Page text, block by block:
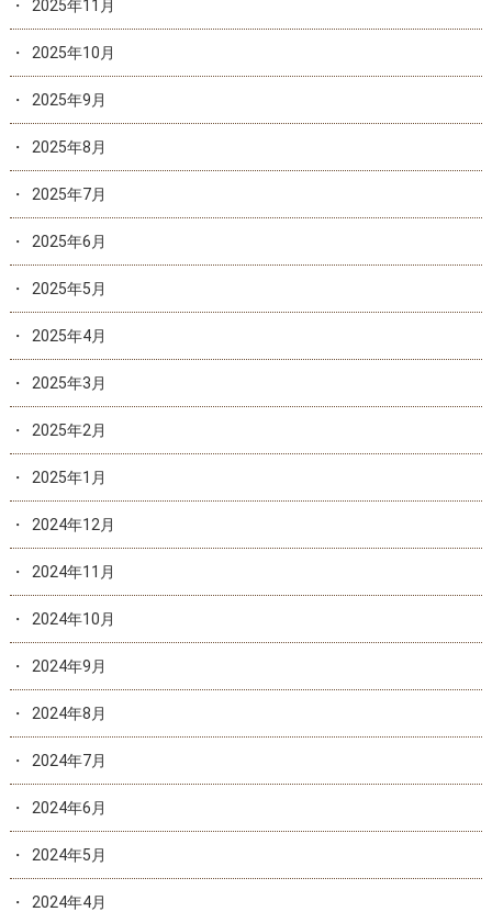
2025年11月
2025年10月
2025年9月
2025年8月
2025年7月
2025年6月
2025年5月
2025年4月
2025年3月
2025年2月
2025年1月
2024年12月
2024年11月
2024年10月
2024年9月
2024年8月
2024年7月
2024年6月
2024年5月
2024年4月